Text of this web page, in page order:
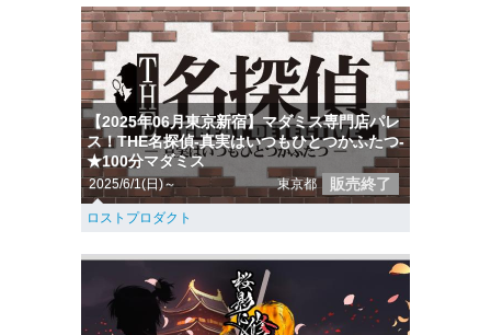
【2025年06月東京新宿】マダミス専門店パレ
ス！THE名探偵-真実はいつもひとつかふたつ-
★100分マダミス
2025/6/1(日)～ 東京都 販売終了
ロストプロダクト